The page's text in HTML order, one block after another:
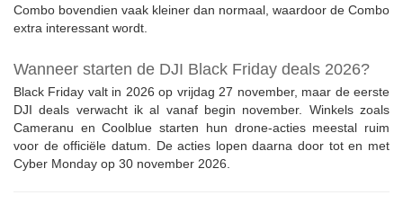
Combo bovendien vaak kleiner dan normaal, waardoor de Combo
extra interessant wordt.
Wanneer starten de DJI Black Friday deals 2026?
Black Friday valt in 2026 op vrijdag 27 november, maar de eerste
DJI deals verwacht ik al vanaf begin november. Winkels zoals
Cameranu en Coolblue starten hun drone-acties meestal ruim
voor de officiële datum. De acties lopen daarna door tot en met
Cyber Monday op 30 november 2026.